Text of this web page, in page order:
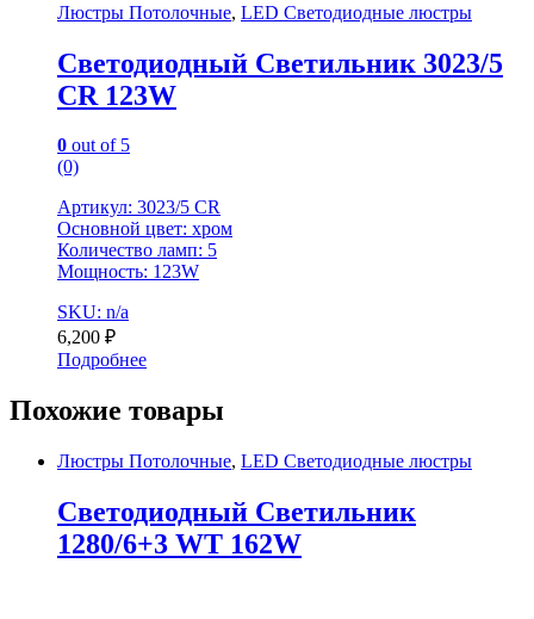
Люстры Потолочные, LED Светодиодные люстры
Светодиодный Светильник 3023/5
CR 123W
0 out of 5
(0)
Артикул: 3023/5 CR
Основной цвет: хром
Количество ламп: 5
Мощность: 123W
SKU: n/a
6,200 ₽
Подробнее
Похожие товары
Люстры Потолочные, LED Светодиодные люстры
Светодиодный Светильник
1280/6+3 WT 162W